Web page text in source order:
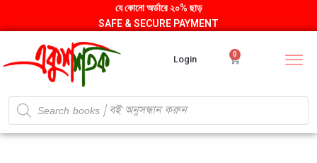
যে কোনো অর্ডারে ২০% ছাড়
SAFE & SECURE PAYMENT
Login 0